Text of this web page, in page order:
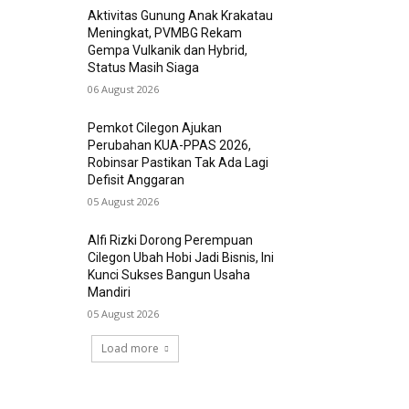
Aktivitas Gunung Anak Krakatau
Meningkat, PVMBG Rekam
Gempa Vulkanik dan Hybrid,
Status Masih Siaga
06 August 2026
Pemkot Cilegon Ajukan
Perubahan KUA-PPAS 2026,
Robinsar Pastikan Tak Ada Lagi
Defisit Anggaran
05 August 2026
Alfi Rizki Dorong Perempuan
Cilegon Ubah Hobi Jadi Bisnis, Ini
Kunci Sukses Bangun Usaha
Mandiri
05 August 2026
Load more